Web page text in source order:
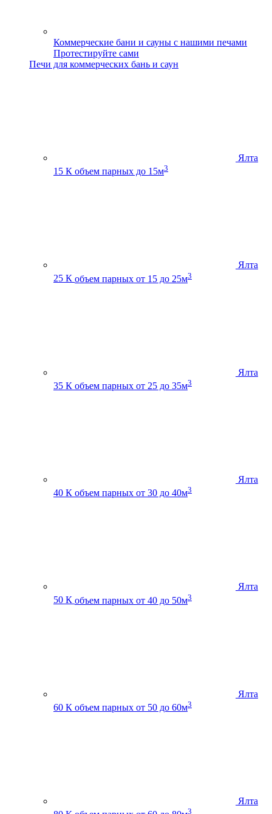
Коммерческие бани и сауны с нашими печами
Протестируйте сами
Печи для коммерческих бань и саун
Ялта
15 К объем парных до 15м3
Ялта
25 К объем парных от 15 до 25м3
Ялта
35 К объем парных от 25 до 35м3
Ялта
40 К объем парных от 30 до 40м3
Ялта
50 К объем парных от 40 до 50м3
Ялта
60 К объем парных от 50 до 60м3
Ялта
3